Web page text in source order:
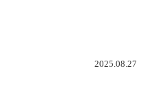
2025.08.27